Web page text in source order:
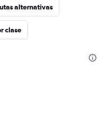
alternativas
clase